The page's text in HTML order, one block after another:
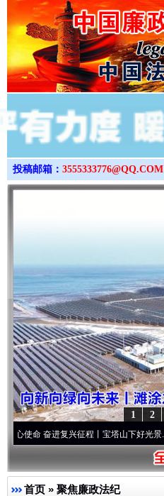
投稿邮箱： 3555333776@QQ.COM
2
1
进复兴征程丨宝塔山下好光景..·[视频]因
首页 » 聚焦廉政法纪